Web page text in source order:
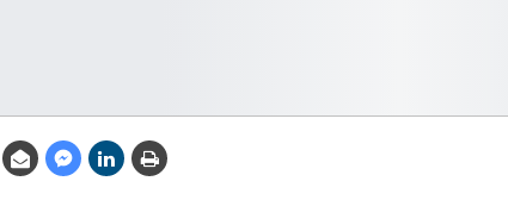
সময় নিরবচ্ছিন্ন বিদ্যুৎ রাখার
নির্দেশ: প্রধানমন্ত্রী তারেক
রহমান